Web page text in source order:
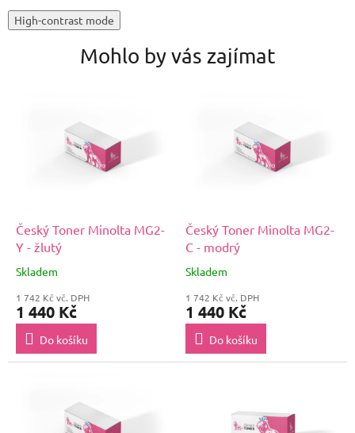
High-contrast mode
Mohlo by vás zajímat
Český Toner Minolta MG2-
Y - žlutý
Skladem
1 742 Kč vč. DPH
1 440 Kč
Do košíku
Český Toner Minolta MG2-
C - modrý
Skladem
1 742 Kč vč. DPH
1 440 Kč
Do košíku